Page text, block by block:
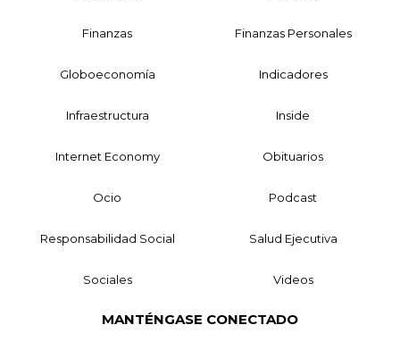
Finanzas Finanzas Personales
Globoeconomía Indicadores
Infraestructura Inside
Internet Economy Obituarios
Ocio Podcast
Responsabilidad Social Salud Ejecutiva
Sociales Videos
MANTÉNGASE CONECTADO